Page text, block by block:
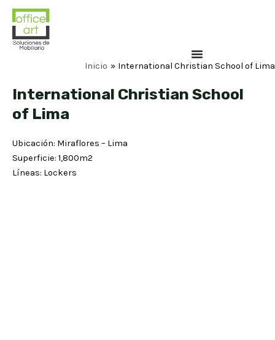
Inicio International Christian School of Lima
International Christian School
of Lima
Ubicación: Miraflores – Lima
Superficie: 1,800m2
Líneas: Lockers